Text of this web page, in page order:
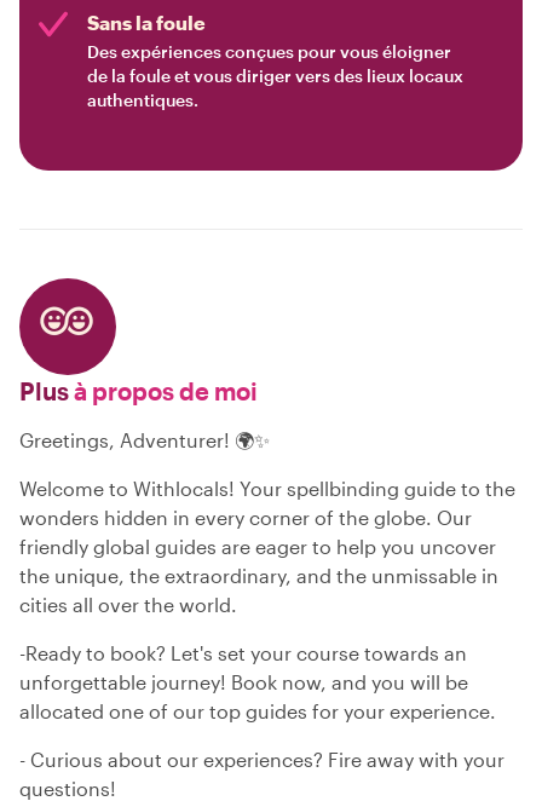
Sans la foule
Des expériences conçues pour vous éloigner
de la foule et vous diriger vers des lieux locaux
authentiques.
Plusà propos de moi
Greetings, Adventurer! 🌍✨
Welcome to Withlocals! Your spellbinding guide to the
wonders hidden in every corner of the globe. Our
friendly global guides are eager to help you uncover
the unique, the extraordinary, and the unmissable in
cities all over the world.
-Ready to book? Let's set your course towards an
unforgettable journey! Book now, and you will be
allocated one of our top guides for your experience.
- Curious about our experiences? Fire away with your
questions!